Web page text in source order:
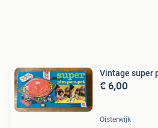
Vintage super
€ 6,00
Oisterwijk